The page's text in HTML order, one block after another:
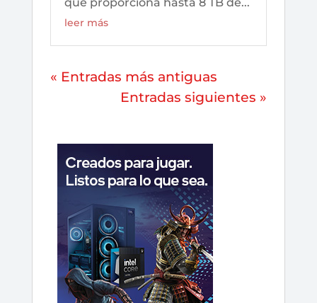
leer más
« Entradas más antiguas
Entradas siguientes »